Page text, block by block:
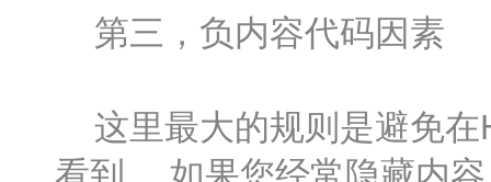
第三，负内容代码因素
这里最大的规则是避免在